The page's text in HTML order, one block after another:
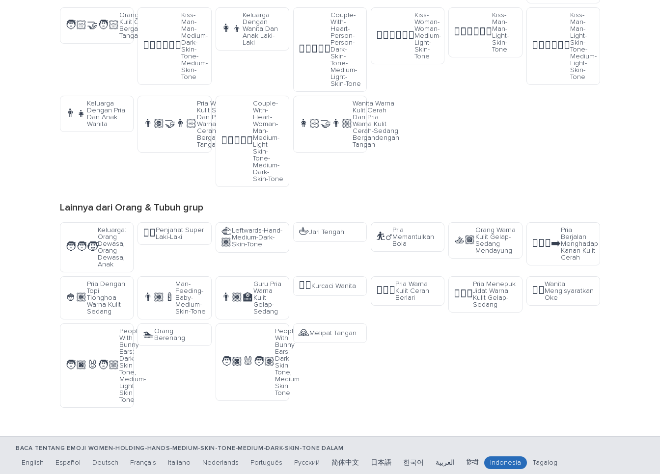
🧑🏻‍🤝‍🧑🏻
Orang Warna
Kulit Cerah
Bergandengan
Tangan
👨🏾‍❤️‍💋‍👨🏽
Kiss-
Man-
Man-
Medium-
Dark-
Skin-
Tone-
Medium-
Skin-
Tone
👩‍👦
Keluarga
Dengan
Wanita Dan
Anak Laki-
Laki
🧑🏿‍❤️‍🧑🏼
Couple-
With-
Heart-
Person-
Person-
Dark-
Skin-
Tone-
Medium-
Light-
Skin-Tone
👩🏼‍❤️‍💋‍👩🏼
Kiss-
Woman-
Woman-
Medium-
Light-
Skin-
Tone
👨🏻‍❤️‍💋‍👨🏻
Kiss-
Man-
Man-
Light-
Skin-
Tone
👨🏻‍❤️‍💋‍👨🏼
Kiss-
Man-
Man-
Light-
Skin-
Tone-
Medium-
Light-
Skin-
Tone
👨‍👧
Keluarga
Dengan Pria
Dan Anak
Wanita
👨🏽‍🤝‍👨🏻
Pria Warna
Kulit Sedang
Dan Pria
Warna Kulit
Cerah
Bergandengan
Tangan
👩🏼‍❤️‍👨🏾
Couple-
With-
Heart-
Woman-
Man-
Medium-
Light-
Skin-
Tone-
Medium-
Dark-
Skin-Tone
👩🏻‍🤝‍👨🏼
Wanita Warna
Kulit Cerah
Dan Pria
Warna Kulit
Cerah-Sedang
Bergandengan
Tangan
Lainnya dari Orang & Tubuh grup
🧑‍🧑‍🧒
Keluarga:
Orang
Dewasa,
Orang
Dewasa,
Anak
🦹‍♂️Penjahat Super
Laki-Laki
🫲
🏾
Leftwards-Hand-
Medium-Dark-
Skin-Tone
🖕Jari Tengah ⛹️‍♂️
Pria
Memantulkan
Bola
🚣🏾
Orang Warna
Kulit Gelap-
Sedang
Mendayung
🚶🏻‍♂️‍➡️
Pria
Berjalan
Menghadap
Kanan Kulit
Cerah
👲🏽
Pria Dengan
Topi
Tionghoa
Warna Kulit
Sedang
👨🏽‍🍼
Man-
Feeding-
Baby-
Medium-
Skin-Tone
👨🏾‍🏫
Guru Pria
Warna
Kulit
Gelap-
Sedang
🧝‍♀️Kurcaci Wanita 🏃🏻‍♂️
Pria Warna
Kulit Cerah
Berlari
🤦🏾‍♂️
Pria Menepuk
Jidat Warna
Kulit Gelap-
Sedang
🙆‍♀️
Wanita
Mengisyaratkan
Oke
🧑🏿‍🐰‍🧑🏼
People
With
Bunny
Ears:
Dark
Skin
Tone,
Medium-
Light
Skin
Tone
🏊Orang
Berenang
🧑🏿‍🐰‍🧑🏽
People
With
Bunny
Ears:
Dark
Skin
Tone,
Medium
Skin
Tone
🙏Melipat Tangan
BACA TENTANG EMOJI WOMEN-HOLDING-HANDS-MEDIUM-SKIN-TONE-MEDIUM-DARK-SKIN-TONE DALAM
English Español Deutsch Français Italiano Nederlands Português Русский 简体中文 日本語 한국어 العربية हिन्दी Indonesia Tagalog